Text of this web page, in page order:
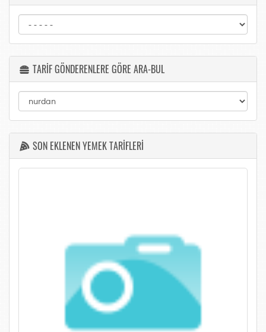
TARİF GÖNDERENLERE GÖRE ARA-BUL
SON EKLENEN YEMEK TARİFLERİ